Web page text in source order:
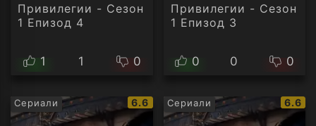
Привилегии - Сезон
1 Епизод 4
1 1 0
Привилегии - Сезон
1 Епизод 3
0 0 0
Сериали
IMDb
рейтинг:
6.6 Сериали
IMDb
6.6